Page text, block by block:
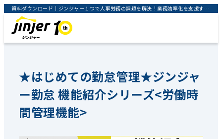
資料ダウンロード｜ジンジャー１つで人事労務の課題を解決！業務効率化を支援するクラウドサービス｜jinjer株式会社
★はじめての勤怠管理★ジンジャ
ー勤怠 機能紹介シリーズ<労働時
間管理機能>